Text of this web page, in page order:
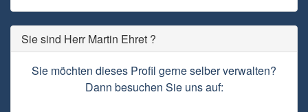
Sie sind Herr Martin Ehret ?
Sie möchten dieses Profil gerne selber verwalten?
Dann besuchen Sie uns auf: